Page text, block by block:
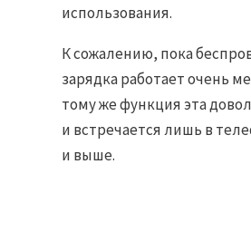
использования.
К сожалению, пока
зарядка работает очень
тому же функция эта
и встречается лишь в
и выше.